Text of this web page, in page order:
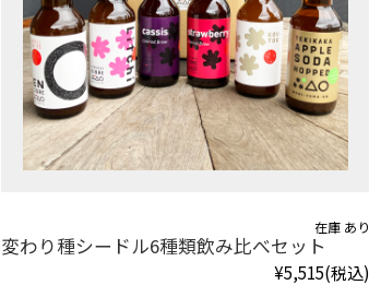
在庫 あり
変わり種シードル6種類飲み比べセット
¥5,515(税込)